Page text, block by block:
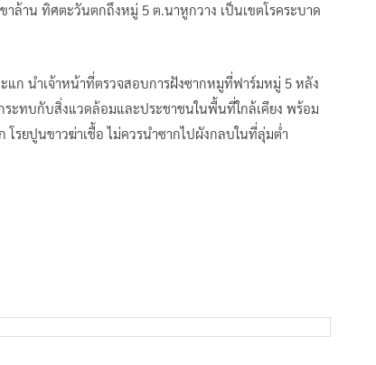
ล้าน ทิศตะวันตกถึงหมู่ 5 ต.นาหูกวาง เป็นเขตโรคระบาด
ก นำเจ้าหน้าที่ตรวจสอบการฝังซากหมูที่ฟาร์มหมู่ 5 หลัง
ระทบกับสิ่งแวดล้อมและประชาชนในพื้นที่ใกล้เคียง พร้อม
รยปูนขาวฆ่าเชื้อ ไม่ควรนำซากไปผังกลบในที่ลุ่มต่ำ